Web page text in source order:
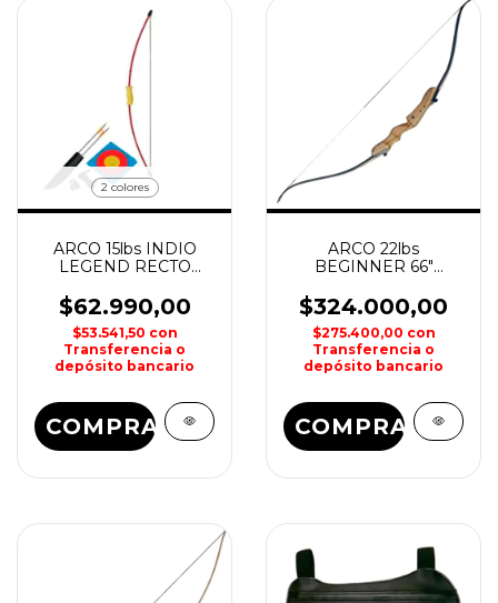
2 colores
ARCO 15lbs INDIO
LEGEND RECTO
$62.990,00
$53.541,50 con
Transferencia o
depósito bancario
COMPRAR
ARCO 22lbs
BEGINNER 66"
NEGRAS JANDAO
$324.000,00
$275.400,00 con
Transferencia o
depósito bancario
COMPRAR